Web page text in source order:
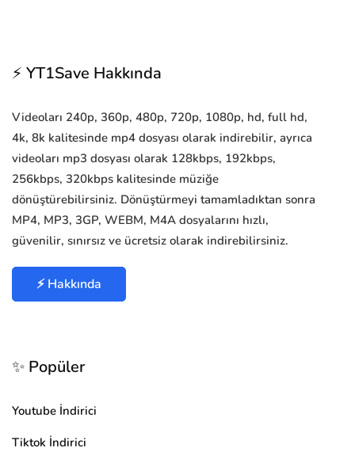
⚡ YT1Save Hakkında
Videoları 240p, 360p, 480p, 720p, 1080p, hd, full hd,
4k, 8k kalitesinde mp4 dosyası olarak indirebilir, ayrıca
videoları mp3 dosyası olarak 128kbps, 192kbps,
256kbps, 320kbps kalitesinde müziğe
dönüştürebilirsiniz. Dönüştürmeyi tamamladıktan sonra
MP4, MP3, 3GP, WEBM, M4A dosyalarını hızlı,
güvenilir, sınırsız ve ücretsiz olarak indirebilirsiniz.
⚡ Hakkında
✨ Popüler
Youtube İndirici
Tiktok İndirici